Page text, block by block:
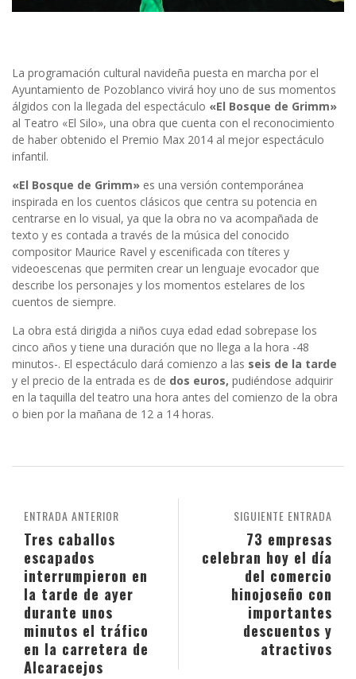
La programación cultural navideña puesta en marcha por el
Ayuntamiento de Pozoblanco vivirá hoy uno de sus momentos
álgidos con la llegada del espectáculo «El Bosque de Grimm»
al Teatro «El Silo», una obra que cuenta con el reconocimiento
de haber obtenido el Premio Max 2014 al mejor espectáculo
infantil.
«El Bosque de Grimm» es una versión contemporánea
inspirada en los cuentos clásicos que centra su potencia en
centrarse en lo visual, ya que la obra no va acompañada de
texto y es contada a través de la música del conocido
compositor Maurice Ravel y escenificada con títeres y
videoescenas que permiten crear un lenguaje evocador que
describe los personajes y los momentos estelares de los
cuentos de siempre.
La obra está dirigida a niños cuya edad edad sobrepase los
cinco años y tiene una duración que no llega a la hora -48
minutos-. El espectáculo dará comienzo a las seis de la tarde
y el precio de la entrada es de dos euros, pudiéndose adquirir
en la taquilla del teatro una hora antes del comienzo de la obra
o bien por la mañana de 12 a 14 horas.
SIGUIENTE ENTRADA
73 empresas
celebran hoy el día
del comercio
hinojoseño con
importantes
descuentos y
atractivos
ENTRADA ANTERIOR
Tres caballos
escapados
interrumpieron en
la tarde de ayer
durante unos
minutos el tráfico
en la carretera de
Alcaracejos